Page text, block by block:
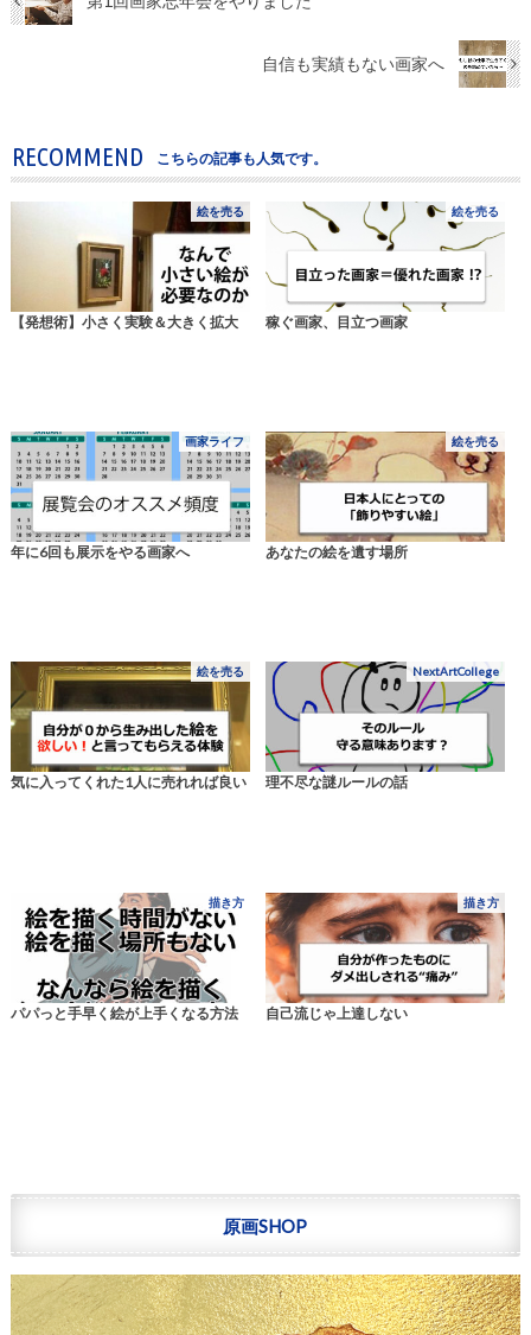
自信も実績もない画家へ
RECOMMEND こちらの記事も人気です。
絵を売る
【発想術】小さく実験＆大きく拡大
絵を売る
稼ぐ画家、目立つ画家
画家ライフ
年に6回も展示をやる画家へ
絵を売る
あなたの絵を遺す場所
絵を売る
気に入ってくれた1人に売れれば良い
NextArtCollege
理不尽な謎ルールの話
描き方
パパっと手早く絵が上手くなる方法
描き方
自己流じゃ上達しない
原画SHOP